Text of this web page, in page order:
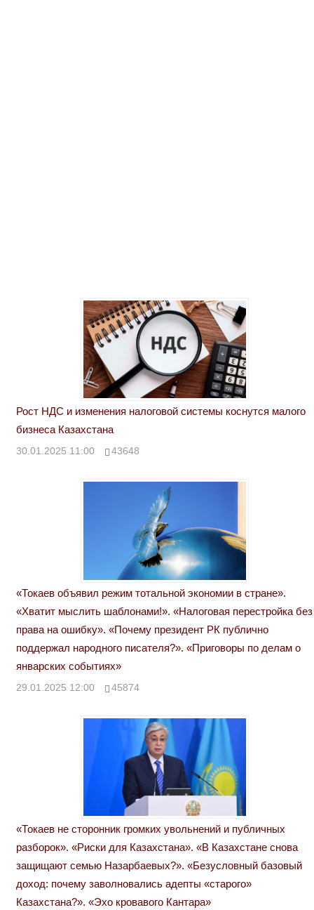
Рост НДС и изменения налоговой системы коснутся малого
бизнеса Казахстана
30.01.2025 11:00 43648
«Токаев объявил режим тотальной экономии в стране».
«Хватит мыслить шаблонами!». «Налоговая перестройка без
права на ошибку». «Почему президент РК публично
поддержал народного писателя?». «Приговоры по делам о
январских событиях»
29.01.2025 12:00 45874
«Токаев не сторонник громких увольнений и публичных
разборок». «Риски для Казахстана». «В Казахстане снова
защищают семью Назарбаевых?». «Безусловный базовый
доход: почему заволновались адепты «старого»
Казахстана?». «Эхо кровавого Кантара»